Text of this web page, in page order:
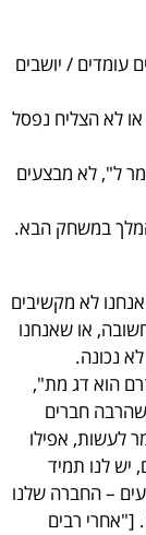
עומדים / יושבים
לא הצליח נפסל
ל", לא מבצעים
במשחק הבא.
לא מקשיבים
או שאנחנו
נכונה.
הוא דג מת",
חברים
לעשות, אפילו
לנו תמיד
– החברה שלנו
["אחרי רבים